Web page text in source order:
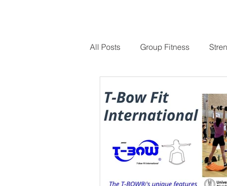
All Posts Group Fitness
Salud Health Fitness Wellness
Sport Specific Preparations